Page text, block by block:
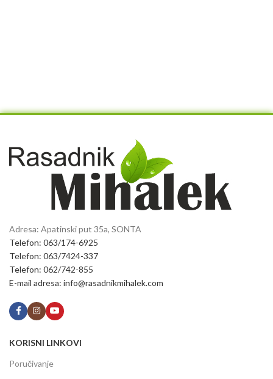
Adresa: Apatinski put 35a, SONTA
Telefon: 063/174-6925
Telefon: 063/7424-337
Telefon: 062/742-855
E-mail adresa: info@rasadnikmihalek.com
KORISNI LINKOVI
Poručivanje